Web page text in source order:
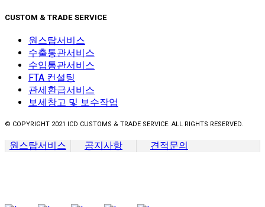
CUSTOM & TRADE SERVICE
원스탑서비스
수출통관서비스
수입통관서비스
FTA 컨설팅
관세환급서비스
보세창고 및 보수작업
© COPYRIGHT 2021 ICD CUSTOMS & TRADE SERVICE. ALL RIGHTS RESERVED.
원스탑서비스 공지사항 견적문의